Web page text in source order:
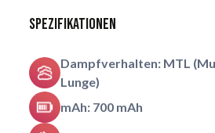
Spezifikationen
Dampfverhalten: MTL
Lunge)
mAh: 700 mAh